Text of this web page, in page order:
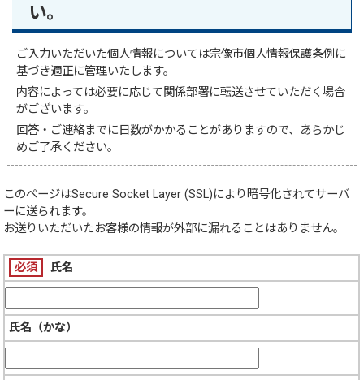
い。
ご入力いただいた個人情報については宗像市個人情報保護条例に
基づき適正に管理いたします。
内容によっては必要に応じて関係部署に転送させていただく場合
がございます。
回答・ご連絡までに日数がかかることがありますので、あらかじ
めご了承ください。
このページはSecure Socket Layer (SSL)により暗号化されてサーバ
ーに送られます。
お送りいただいたお客様の情報が外部に漏れることはありません。
必須 氏名
氏名（かな）